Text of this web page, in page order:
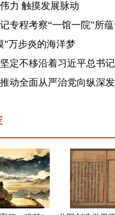
力 触摸发展脉动
专程考察“一馆一院”所
”万步炎的海洋梦
定不移沿着习近平总书
聚力奋进新征程建功新
动全面从严治党向纵深